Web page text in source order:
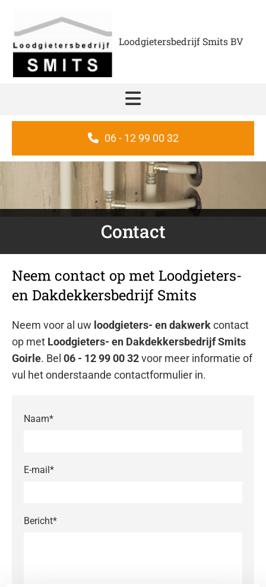
Loodgietersbedrijf Smits BV
06 - 12 99 00 32
Contact
Neem contact op met Loodgieters-
en Dakdekkersbedrijf Smits
Neem voor al uw loodgieters- en dakwerkcontact
op met Loodgieters- en Dakdekkersbedrijf Smits
Goirle. Bel 06 - 12 99 00 32voor meer informatie of
vul het onderstaande contactformulier in.
Naam*
E-mail*
Bericht*